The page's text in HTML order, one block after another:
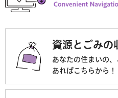
資源とごみの
あなたの住まいの
あればこちらから！